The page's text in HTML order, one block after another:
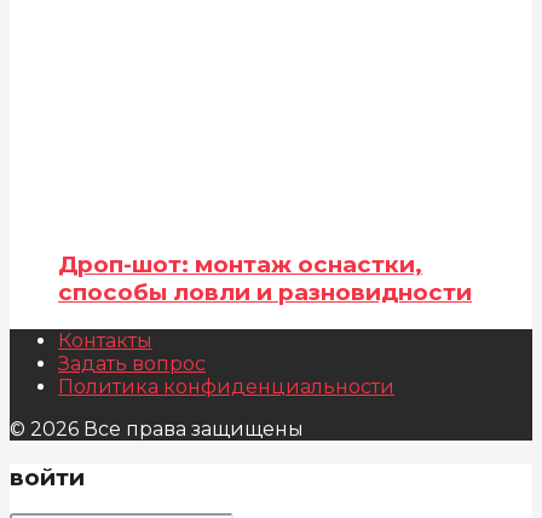
Дроп-шот: монтаж оснастки,
способы ловли и разновидности
Контакты
Задать вопрос
Политика конфиденциальности
© 2026 Все права защищены
войти